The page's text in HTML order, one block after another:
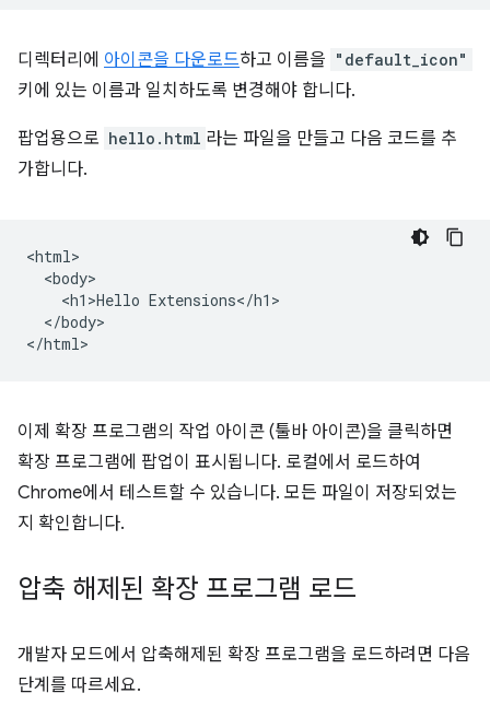
디렉터리에 아이콘을 다운로드하고 이름을 "default_icon"
키에 있는 이름과 일치하도록 변경해야 합니다.
팝업용으로 hello.html 라는 파일을 만들고 다음 코드를 추
가합니다.
<html>
  <body>
    <h1>Hello Extensions</h1>
  </body>
이제 확장 프로그램의 작업 아이콘 (툴바 아이콘)을 클릭하면
확장 프로그램에 팝업이 표시됩니다. 로컬에서 로드하여
Chrome에서 테스트할 수 있습니다. 모든 파일이 저장되었는
지 확인합니다.
압축 해제된 확장 프로그램 로드
개발자 모드에서 압축해제된 확장 프로그램을 로드하려면 다음
단계를 따르세요.